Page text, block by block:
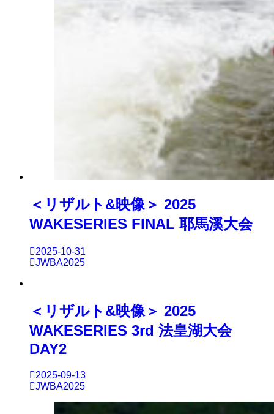
＜リザルト&映像＞ 2025
WAKESERIES FINAL 耶馬溪大会
2025-10-31
JWBA2025
＜リザルト&映像＞ 2025
WAKESERIES 3rd 法皇湖大会
DAY2
2025-09-13
JWBA2025